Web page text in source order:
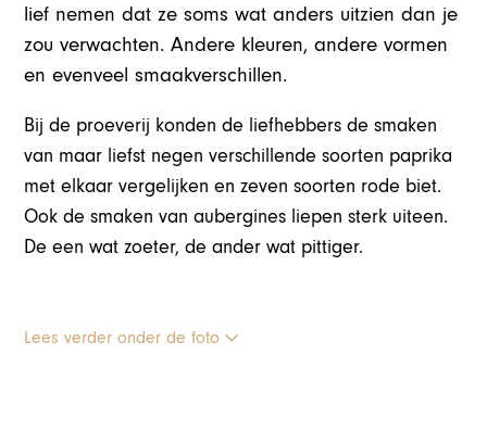
lief nemen dat ze soms wat anders uitzien dan je
zou verwachten. Andere kleuren, andere vormen
en evenveel smaakverschillen.
Bij de proeverij konden de liefhebbers de smaken
van maar liefst negen verschillende soorten paprika
met elkaar vergelijken en zeven soorten rode biet.
Ook de smaken van aubergines liepen sterk uiteen.
De een wat zoeter, de ander wat pittiger.
Lees verder onder de foto